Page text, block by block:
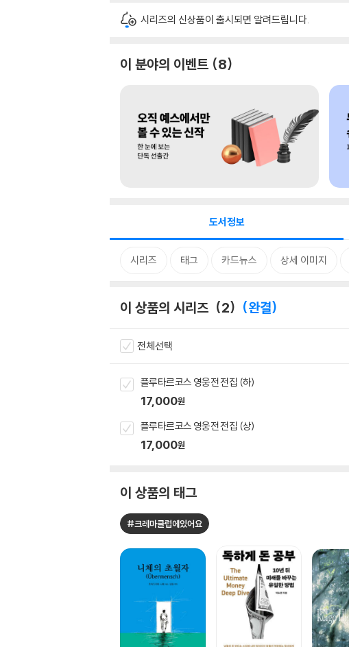
시리즈의 신상품이 출시되면 알려드립니다.
이 분야의 이벤트 8
도서정보
시리즈 태그 카드뉴스 상세 이미지
이 상품의 시리즈 2 완결
전체선택
플루타르코스 영웅전 전집 (하)
17,000원
플루타르코스 영웅전 전집 (상)
17,000원
이 상품의 태그
#크레마클럽에있어요